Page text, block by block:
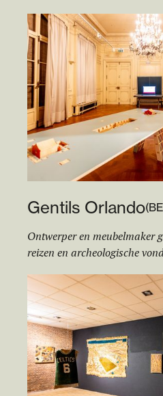
Gentils Orlando(BE
Ontwerper en meubelmaker
reizen en archeologische